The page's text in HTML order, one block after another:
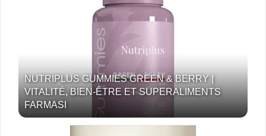
NUTRIPLUS GUMMIES GREEN & BERRY |
VITALITÉ, BIEN-ÊTRE ET SUPERALIMENTS
FARMASI